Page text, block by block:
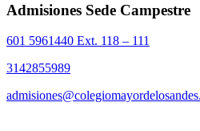
Admisiones Sede Campestre
601 5961440 Ext. 118 – 111
3142855989